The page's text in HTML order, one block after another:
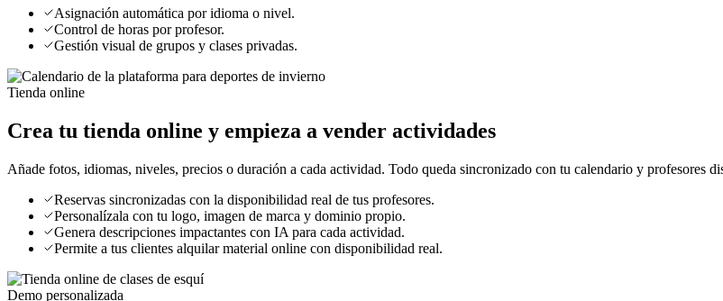
Asignación automática por idioma o nivel.
Control de horas por profesor.
Gestión visual de grupos y clases privadas.
Tienda online
Crea tu tienda online y empieza a vender actividades
Añade fotos, idiomas, niveles, precios o duración a cada actividad. Todo queda sincronizado con tu calendario y profesores
Reservas sincronizadas con la disponibilidad real de tus profesores.
Personalízala con tu logo, imagen de marca y dominio propio.
Genera descripciones impactantes con IA para cada actividad.
Permite a tus clientes alquilar material online con disponibilidad real.
Demo personalizada